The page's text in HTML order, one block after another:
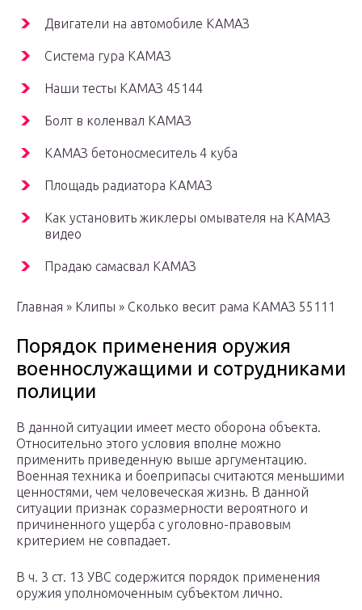
Двигатели на автомобиле КАМАЗ
Система гура КАМАЗ
Наши тесты КАМАЗ 45144
Болт в коленвал КАМАЗ
КАМАЗ бетоносмеситель 4 куба
Площадь радиатора КАМАЗ
Как установить жиклеры омывателя на КАМАЗ
видео
Прадаю самасвал КАМАЗ
Главная » Клипы » Сколько весит рама КАМАЗ 55111
Порядок применения оружия
военнослужащими и сотрудниками
полиции
В данной ситуации имеет место оборона объекта.
Относительно этого условия вполне можно
применить приведенную выше аргументацию.
Военная техника и боеприпасы считаются меньшими
ценностями, чем человеческая жизнь. В данной
ситуации признак соразмерности вероятного и
причиненного ущерба с уголовно-правовым
критерием не совпадает.
В ч. 3 ст. 13 УВС содержится порядок применения
оружия уполномоченным субъектом лично.